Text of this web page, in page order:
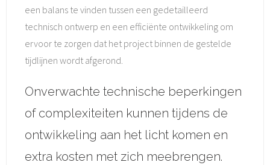
een balans te vinden tussen een gedetailleerd
technisch ontwerp en een efficiënte ontwikkeling om
ervoor te zorgen dat het project binnen de gestelde
tijdlijnen wordt afgerond.
Onverwachte technische beperkingen
of complexiteiten kunnen tijdens de
ontwikkeling aan het licht komen en
extra kosten met zich meebrengen.